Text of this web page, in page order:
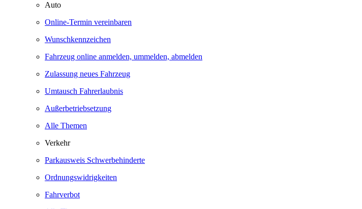
Auto
Online-Termin vereinbaren
Wunschkennzeichen
Fahrzeug online anmelden, ummelden, abmelden
Zulassung neues Fahrzeug
Umtausch Fahrerlaubnis
Außerbetriebsetzung
Alle Themen
Verkehr
Parkausweis Schwerbehinderte
Ordnungswidrigkeiten
Fahrverbot